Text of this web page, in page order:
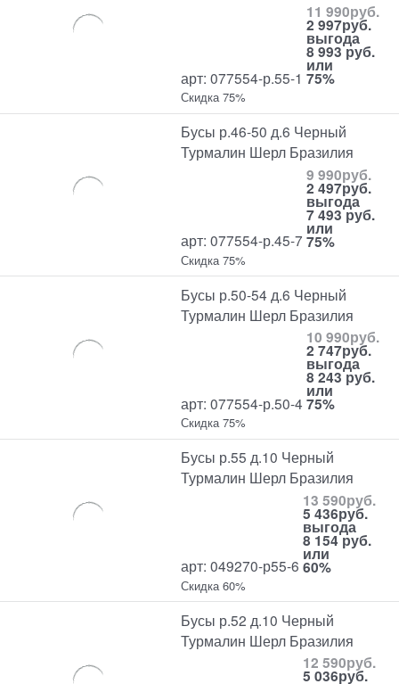
арт: 077554-р.55-1
11 990руб.
2 997руб.
выгода
8 993 руб.
или
75%
Скидка 75%
Бусы р.46-50 д.6 Черный
Турмалин Шерл Бразилия
арт: 077554-р.45-7
9 990руб.
2 497руб.
выгода
7 493 руб.
или
75%
Скидка 75%
Бусы р.50-54 д.6 Черный
Турмалин Шерл Бразилия
арт: 077554-р.50-4
10 990руб.
2 747руб.
выгода
8 243 руб.
или
75%
Скидка 75%
Бусы р.55 д.10 Черный
Турмалин Шерл Бразилия
арт: 049270-р55-6
13 590руб.
5 436руб.
выгода
8 154 руб.
или
60%
Скидка 60%
Бусы р.52 д.10 Черный
Турмалин Шерл Бразилия
12 590руб.
5 036руб.